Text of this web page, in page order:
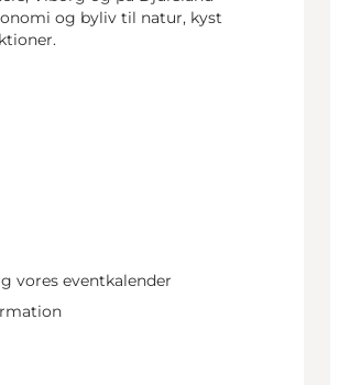
og byliv til natur, kyst
vores eventkalender